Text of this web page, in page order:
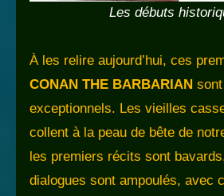
Les débuts
À les relire aujourd’hui, ces
CONAN THE BARBARIAN
exceptionnels. Les vieilles
collent à la peau de bête de
les premiers récits sont
dialogues sont ampoulés, avec